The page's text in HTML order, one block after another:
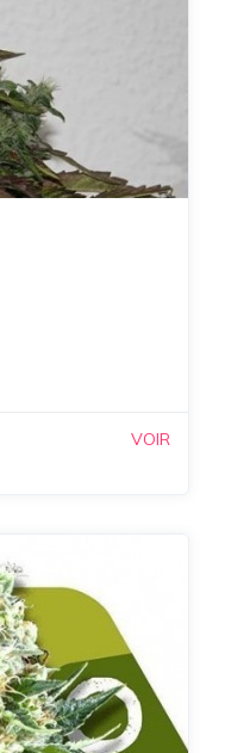
VOIR